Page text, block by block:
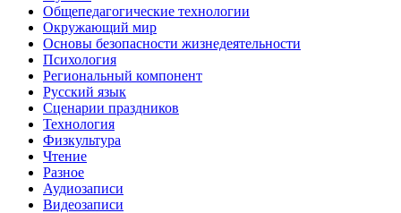
Общепедагогические технологии
Окружающий мир
Основы безопасности жизнедеятельности
Психология
Региональный компонент
Русский язык
Сценарии праздников
Технология
Физкультура
Чтение
Разное
Аудиозаписи
Видеозаписи